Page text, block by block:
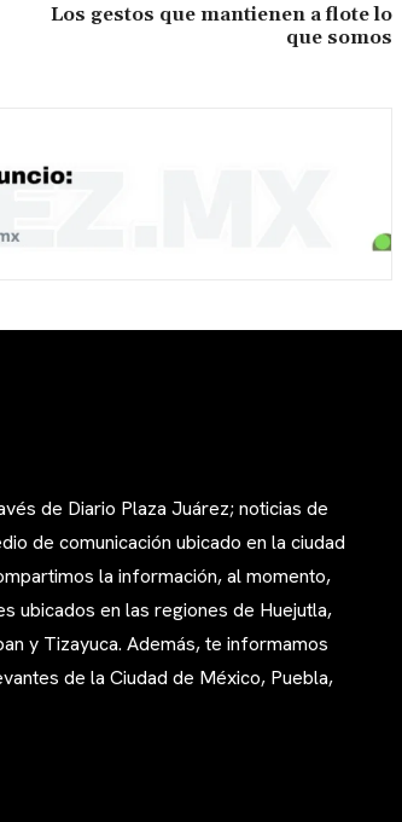
Los gestos que mantienen a flote lo
que somos
de Diario Plaza Juárez; noticias de
de comunicación ubicado en la ciudad
la información, al momento,
ubicados en las regiones de Huejutla,
y Tizayuca. Además, te informamos
de la Ciudad de México, Puebla,